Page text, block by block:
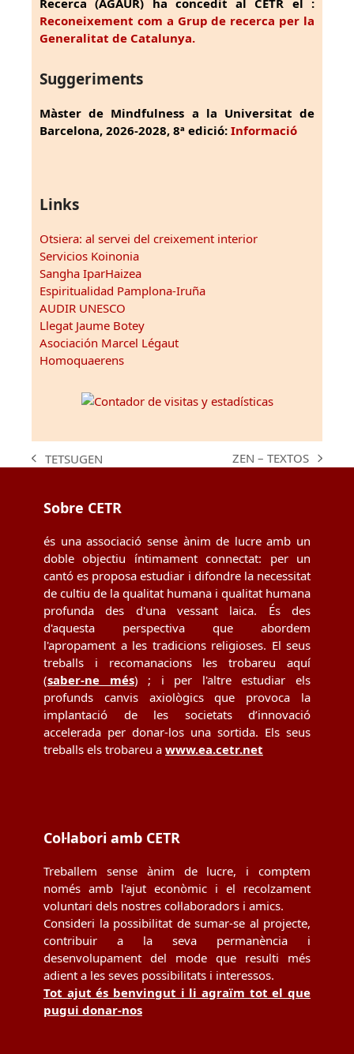
Recerca (AGAUR) ha concedit al CETR el :
Reconeixement com a Grup de recerca per la
Generalitat de Catalunya.
Suggeriments
Màster de Mindfulness a la Universitat de
Barcelona, 2026-2028, 8ª edició: Informació
Links
Otsiera: al servei del creixement interior
Servicios Koinonia
Sangha IparHaizea
Espiritualidad Pamplona-Iruña
AUDIR UNESCO
Llegat Jaume Botey
Asociación Marcel Légaut
Homoquaerens
previous
TETSUGEN
next
ZEN – TEXTOS
Sobre CETR
és una associació sense ànim de lucre amb un
doble objectiu íntimament connectat: per un
cantó es proposa estudiar i difondre la necessitat
de cultiu de la qualitat humana i qualitat humana
profunda des d'una vessant laica. És des
d'aquesta perspectiva que abordem
l'apropament a les tradicions religioses. El seus
treballs i recomanacions les trobareu aquí
(saber-ne més) ; i per l'altre estudiar els
profunds canvis axiològics que provoca la
implantació de les societats d’innovació
accelerada per donar-los una sortida. Els seus
treballs els trobareu a www.ea.cetr.net
Col·labori amb CETR
Treballem sense ànim de lucre, i comptem
només amb l'ajut econòmic i el recolzament
voluntari dels nostres col·laboradors i amics.
Consideri la possibilitat de sumar-se al projecte,
contribuir a la seva permanència i
desenvolupament del mode que resulti més
adient a les seves possibilitats i interessos.
Tot ajut és benvingut i li agraïm tot el que
pugui donar-nos